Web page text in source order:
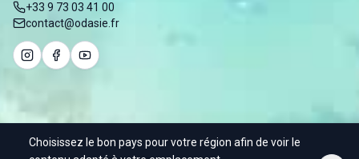
+33 9 73 03 41 00
contact@odasie.fr
© 2025 Odasie - Water of Asia Co. Ltd
Choisissez le bon pays pour votre région afin de voir le